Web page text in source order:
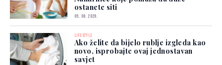
ostanete siti
09. 08. 2026.
LIFESTYLE
Ako želite da bijelo rublje izgleda kao
novo, isprobajte ovaj jednostavan
savjet